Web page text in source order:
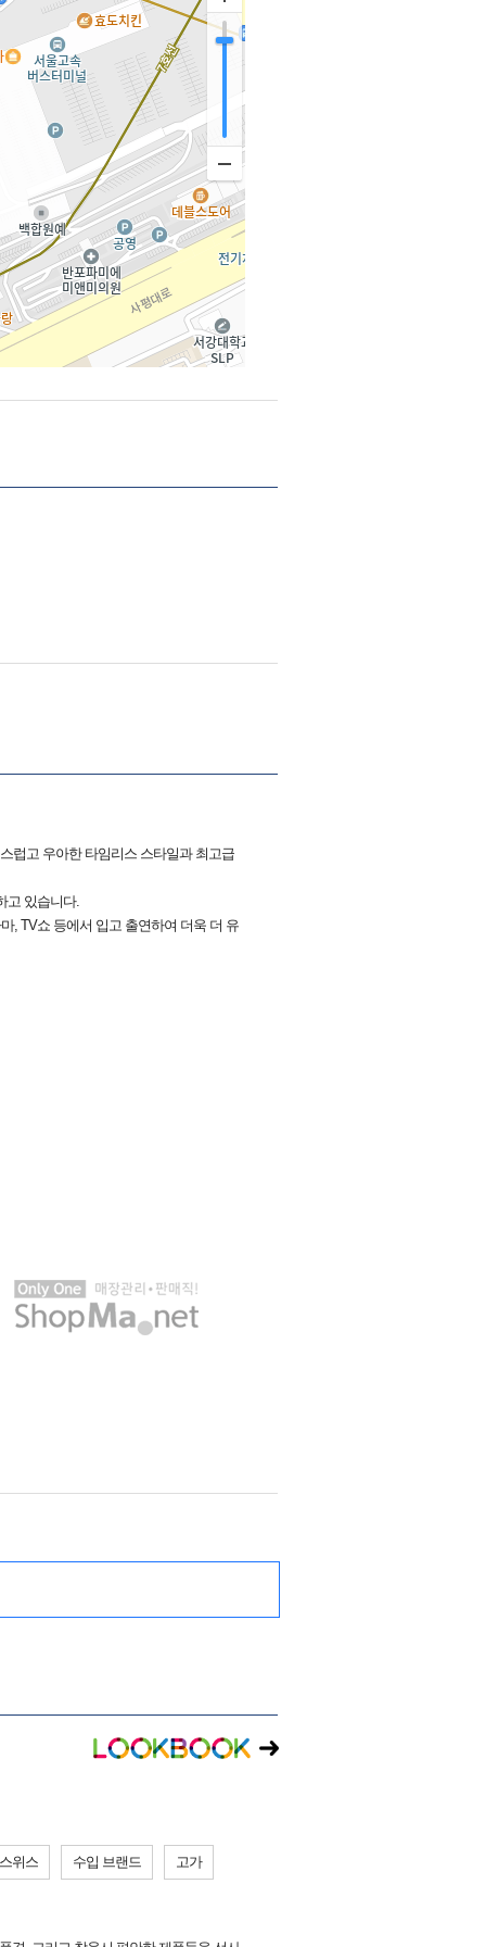
럽고 우아한 타임리스 스타일과 최고급
고 있습니다.
, TV쇼 등에서 입고 출연하여 더욱 더 유
스위스 수입 브랜드 고가